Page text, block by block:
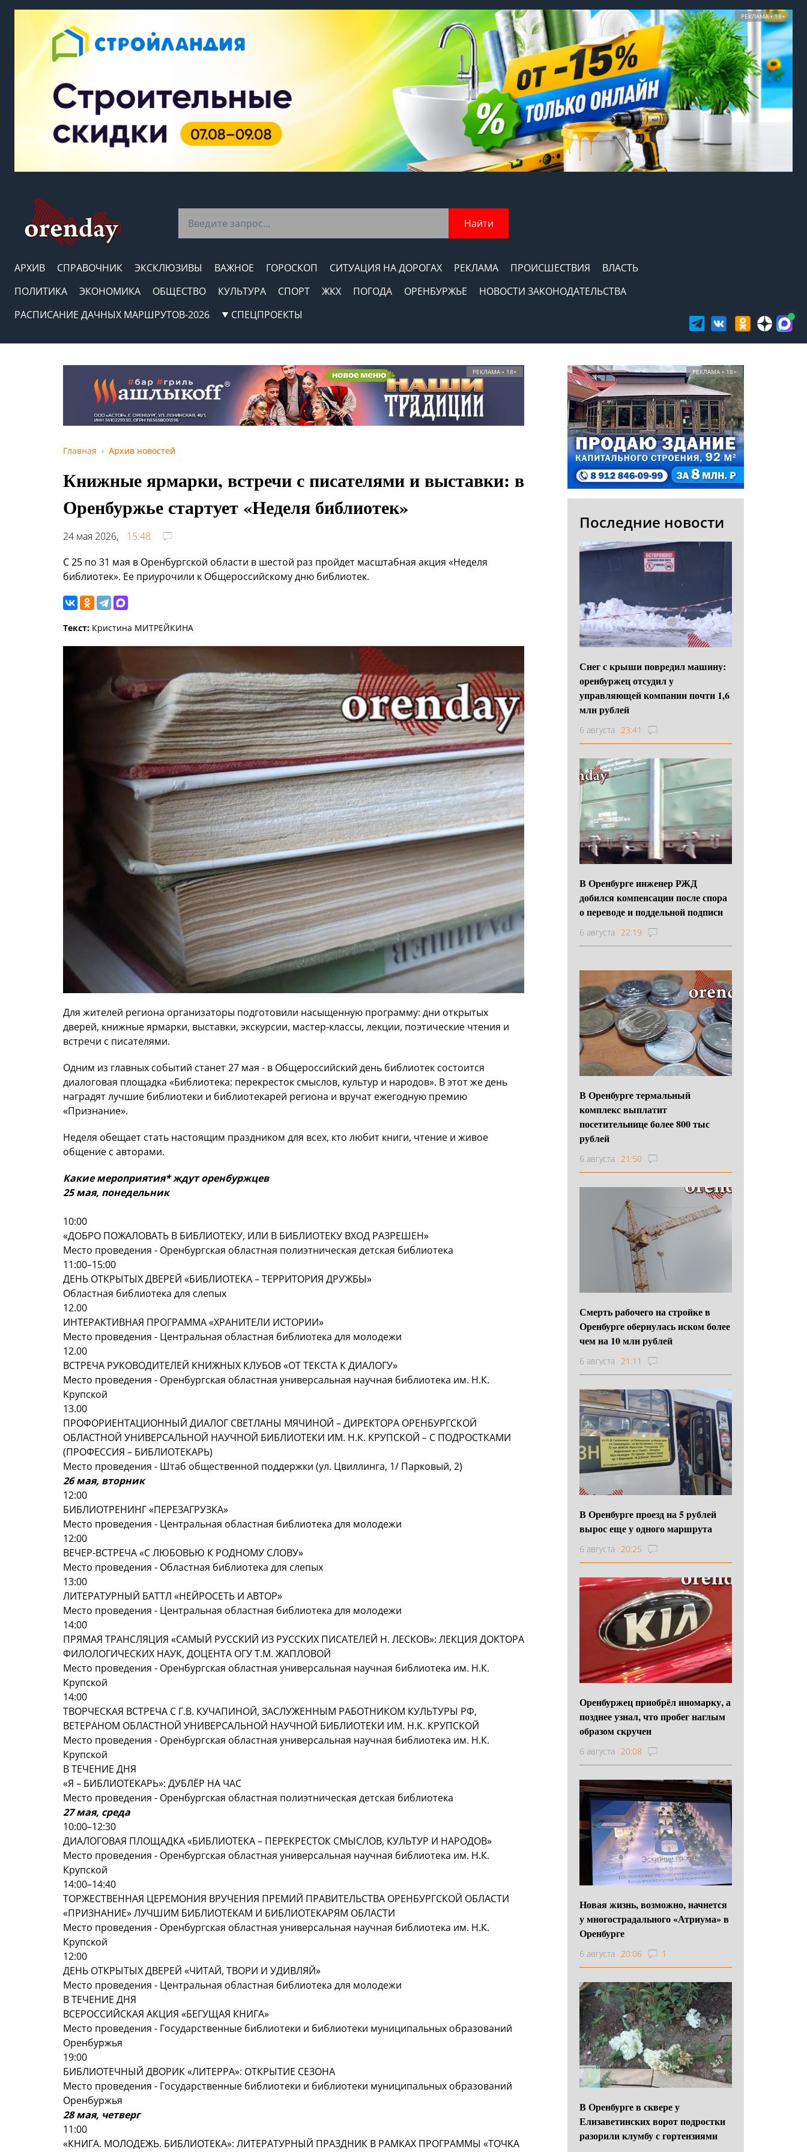
РЕКЛАМА • 18+
Найти
АРХИВ СПРАВОЧНИК ЭКСКЛЮЗИВЫ ВАЖНОЕ ГОРОСКОП СИТУАЦИЯ НА ДОРОГАХ РЕКЛАМА ПРОИСШЕСТВИЯ
ВЛАСТЬ
ПОЛИТИКА
ЭКОНОМИКА ОБЩЕСТВО КУЛЬТУРА СПОРТ ЖКХ ПОГОДА ОРЕНБУРЖЬЕ
НОВОСТИ ЗАКОНОДАТЕЛЬСТВА
РАСПИСАНИЕ ДАЧНЫХ МАРШРУТОВ-2026
СПЕЦПРОЕКТЫ
РЕКЛАМА • 18+
Главная Архив новостей
Книжные ярмарки, встречи с писателями и выставки: в
Оренбуржье стартует «Неделя библиотек»
24 мая 2026,
15:48
С 25 по 31 мая в Оренбургской области в шестой раз пройдет масштабная акция «Неделя
библиотек». Ее приурочили к Общероссийскому дню библиотек.
Текст: Кристина МИТРЕЙКИНА
Для жителей региона организаторы подготовили насыщенную программу: дни открытых
дверей, книжные ярмарки, выставки, экскурсии, мастер-классы, лекции, поэтические чтения и
встречи с писателями.
Одним из главных событий станет 27 мая - в Общероссийский день библиотек состоится
диалоговая площадка «Библиотека: перекресток смыслов, культур и народов». В этот же день
наградят лучшие библиотеки и библиотекарей региона и вручат ежегодную премию
«Признание».
Неделя обещает стать настоящим праздником для всех, кто любит книги, чтение и живое
общение с авторами.
Какие мероприятия* ждут оренбуржцев
25 мая, понедельник
10:00
«ДОБРО ПОЖАЛОВАТЬ В БИБЛИОТЕКУ, ИЛИ В БИБЛИОТЕКУ ВХОД РАЗРЕШЕН»
Место проведения - Оренбургская областная полиэтническая детская библиотека
11:00–15:00
ДЕНЬ ОТКРЫТЫХ ДВЕРЕЙ «БИБЛИОТЕКА – ТЕРРИТОРИЯ ДРУЖБЫ»
Областная библиотека для слепых
12.00
ИНТЕРАКТИВНАЯ ПРОГРАММА «ХРАНИТЕЛИ ИСТОРИИ»
Место проведения - Центральная областная библиотека для молодежи
12.00
ВСТРЕЧА РУКОВОДИТЕЛЕЙ КНИЖНЫХ КЛУБОВ «ОТ ТЕКСТА К ДИАЛОГУ»
Место проведения - Оренбургская областная универсальная научная библиотека им. Н.К.
Крупской
13.00
ПРОФОРИЕНТАЦИОННЫЙ ДИАЛОГ СВЕТЛАНЫ МЯЧИНОЙ – ДИРЕКТОРА ОРЕНБУРГСКОЙ
ОБЛАСТНОЙ УНИВЕРСАЛЬНОЙ НАУЧНОЙ БИБЛИОТЕКИ ИМ. Н.К. КРУПСКОЙ – С ПОДРОСТКАМИ
(ПРОФЕССИЯ – БИБЛИОТЕКАРЬ)
Место проведения - Штаб общественной поддержки (ул. Цвиллинга, 1/ Парковый, 2)
26 мая, вторник
12:00
БИБЛИОТРЕНИНГ «ПЕРЕЗАГРУЗКА»
Место проведения - Центральная областная библиотека для молодежи
12:00
ВЕЧЕР-ВСТРЕЧА «С ЛЮБОВЬЮ К РОДНОМУ СЛОВУ»
Место проведения - Областная библиотека для слепых
13:00
ЛИТЕРАТУРНЫЙ БАТТЛ «НЕЙРОСЕТЬ И АВТОР»
Место проведения - Центральная областная библиотека для молодежи
14:00
ПРЯМАЯ ТРАНСЛЯЦИЯ «САМЫЙ РУССКИЙ ИЗ РУССКИХ ПИСАТЕЛЕЙ Н. ЛЕСКОВ»: ЛЕКЦИЯ ДОКТОРА
ФИЛОЛОГИЧЕСКИХ НАУК, ДОЦЕНТА ОГУ Т.М. ЖАПЛОВОЙ
Место проведения - Оренбургская областная универсальная научная библиотека им. Н.К.
Крупской
14:00
ТВОРЧЕСКАЯ ВСТРЕЧА С Г.В. КУЧАПИНОЙ, ЗАСЛУЖЕННЫМ РАБОТНИКОМ КУЛЬТУРЫ РФ,
ВЕТЕРАНОМ ОБЛАСТНОЙ УНИВЕРСАЛЬНОЙ НАУЧНОЙ БИБЛИОТЕКИ ИМ. Н.К. КРУПСКОЙ
Место проведения - Оренбургская областная универсальная научная библиотека им. Н.К.
Крупской
В ТЕЧЕНИЕ ДНЯ
«Я – БИБЛИОТЕКАРЬ»: ДУБЛЁР НА ЧАС
Место проведения - Оренбургская областная полиэтническая детская библиотека
27 мая, среда
10:00–12:30
ДИАЛОГОВАЯ ПЛОЩАДКА «БИБЛИОТЕКА – ПЕРЕКРЕСТОК СМЫСЛОВ, КУЛЬТУР И НАРОДОВ»
Место проведения - Оренбургская областная универсальная научная библиотека им. Н.К.
Крупской
14:00–14:40
ТОРЖЕСТВЕННАЯ ЦЕРЕМОНИЯ ВРУЧЕНИЯ ПРЕМИЙ ПРАВИТЕЛЬСТВА ОРЕНБУРГСКОЙ ОБЛАСТИ
«ПРИЗНАНИЕ» ЛУЧШИМ БИБЛИОТЕКАМ И БИБЛИОТЕКАРЯМ ОБЛАСТИ
Место проведения - Оренбургская областная универсальная научная библиотека им. Н.К.
Крупской
12:00
ДЕНЬ ОТКРЫТЫХ ДВЕРЕЙ «ЧИТАЙ, ТВОРИ И УДИВЛЯЙ»
Место проведения - Центральная областная библиотека для молодежи
В ТЕЧЕНИЕ ДНЯ
ВСЕРОССИЙСКАЯ АКЦИЯ «БЕГУЩАЯ КНИГА»
Место проведения - Государственные библиотеки и библиотеки муниципальных образований
Оренбуржья
19:00
БИБЛИОТЕЧНЫЙ ДВОРИК «ЛИТЕРРА»: ОТКРЫТИЕ СЕЗОНА
Место проведения - Государственные библиотеки и библиотеки муниципальных образований
Оренбуржья
28 мая, четверг
11:00
«КНИГА. МОЛОДЕЖЬ. БИБЛИОТЕКА»: ЛИТЕРАТУРНЫЙ ПРАЗДНИК В РАМКАХ ПРОГРАММЫ «ТОЧКА
РЕКЛАМА • 18+
Последние новости
Снег с крыши повредил машину:
оренбуржец отсудил у
управляющей компании почти 1,6
млн рублей
6 августа 23:41
В Оренбурге инженер РЖД
добился компенсации после спора
о переводе и поддельной подписи
6 августа 22:19
В Оренбурге термальный
комплекс выплатит
посетительнице более 800 тыс
рублей
6 августа 21:50
Смерть рабочего на стройке в
Оренбурге обернулась иском более
чем на 10 млн рублей
6 августа 21:11
В Оренбурге проезд на 5 рублей
вырос еще у одного маршрута
6 августа 20:25
Оренбуржец приобрёл иномарку, а
позднее узнал, что пробег наглым
образом скручен
6 августа 20:08
Новая жизнь, возможно, начнется
у многострадального «Атриума» в
Оренбурге
6 августа 20:06 1
В Оренбурге в сквере у
Елизаветинских ворот подростки
разорили клумбу с гортензиями